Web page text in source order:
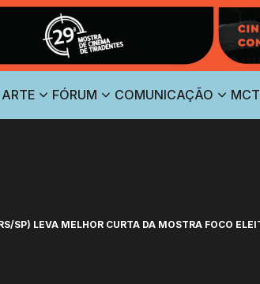
ARTE FÓRUM COMUNICAÇÃO
SP) LEVA MELHOR CURTA DA MOSTRA FOCO